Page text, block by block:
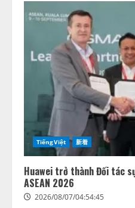
TiếngViệt 新着
Huawei trở thành Đối tác
ASEAN 2026
2026/08/07/04:54:45